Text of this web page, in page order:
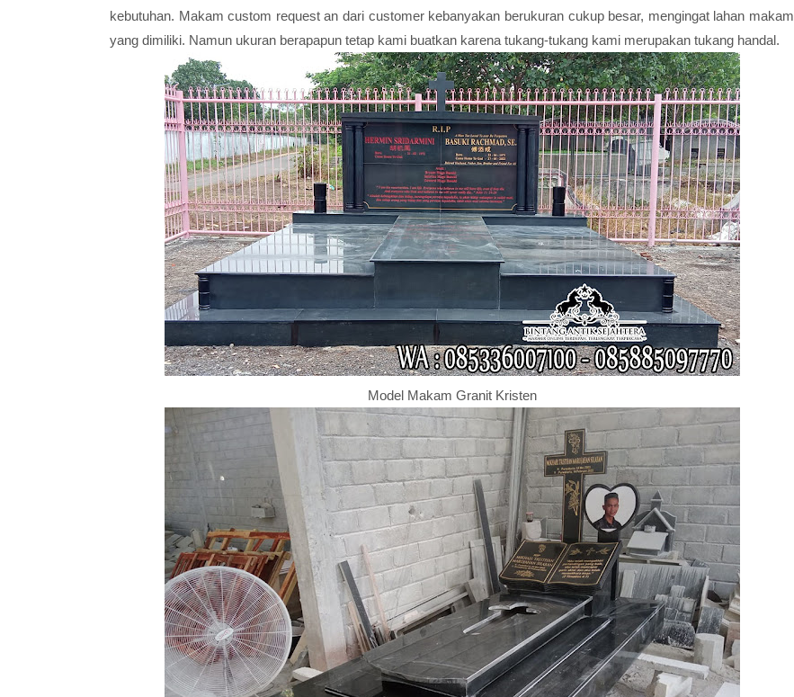
kebutuhan. Makam custom request an dari customer kebanyakan berukuran cukup besar, mengingat lahan makam
yang dimiliki. Namun ukuran berapapun tetap kami buatkan karena tukang-tukang kami merupakan tukang handal.
Model Makam Granit Kristen